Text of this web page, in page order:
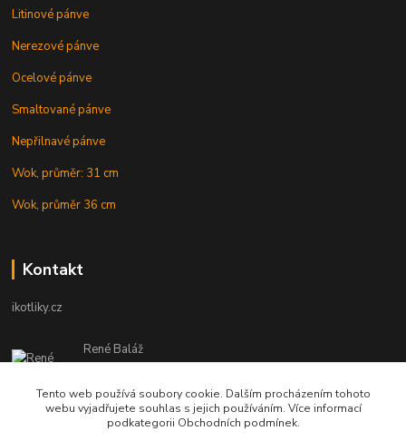
Litinové pánve
Nerezové pánve
Ocelové pánve
Smaltované pánve
Nepřilnavé pánve
Wok, průměr: 31 cm
Wok, průměr 36 cm
Kontakt
ikotliky.cz
René Baláž
Eshop: +421 902 212 007
od 8:00 - do 16:00 hod
info@ikotliky.cz
Tento web používá soubory cookie. Dalším procházením tohoto
webu vyjadřujete souhlas s jejich používáním. Více informací
podkategorii Obchodních podmínek.